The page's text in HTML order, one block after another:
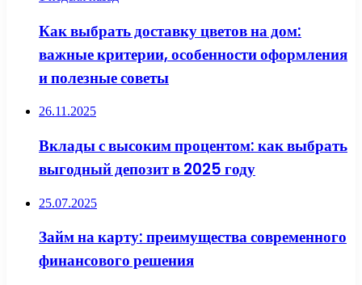
Как выбрать доставку цветов на дом:
важные критерии, особенности оформления
и полезные советы
26.11.2025
Вклады с высоким процентом: как выбрать
выгодный депозит в 2025 году
25.07.2025
Займ на карту: преимущества современного
финансового решения